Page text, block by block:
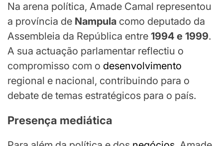
Na arena política, Amade Camal representou
a província de Nampula como deputado da
Assembleia da República entre 1994 e 1999.
A sua actuação parlamentar reflectiu o
compromisso com o desenvolvimento
regional e nacional, contribuindo para o
debate de temas estratégicos para o país.
Presença mediática